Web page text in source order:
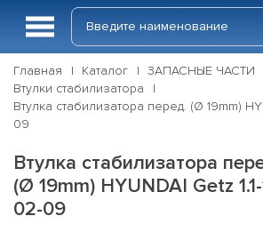
Главная Каталог ЗАПАСНЫЕ ЧАСТИ
Втулки стабилизатора
Втулка стабилизатора перед. (Ø 19mm)
09
Втулка стабилизатора
(Ø 19mm) HYUNDAI Getz
02-09